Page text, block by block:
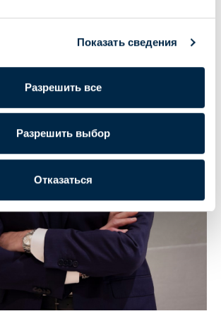
Показать сведения
Разрешить все
Разрешить выбор
Отказаться